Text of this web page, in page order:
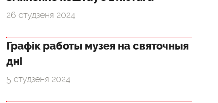
26 студзеня 2024
Графік работы музея на святочныя
дні
5 студзеня 2024